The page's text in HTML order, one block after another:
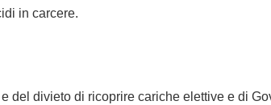
in carcere.
divieto di ricoprire cariche elettive e di